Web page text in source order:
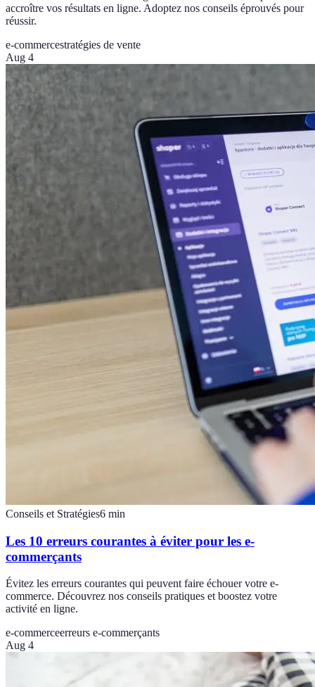
accroître vos résultats en ligne. Adoptez nos conseils éprouvés pour
réussir.
e-commercestratégies de vente
Aug 4
Conseils et Stratégies6 min
Les 10 erreurs courantes à éviter pour les e-
commerçants
Évitez les erreurs courantes qui peuvent faire échouer votre e-
commerce. Découvrez nos conseils pratiques et boostez votre
activité en ligne.
e-commerceerreurs e-commerçants
Aug 4